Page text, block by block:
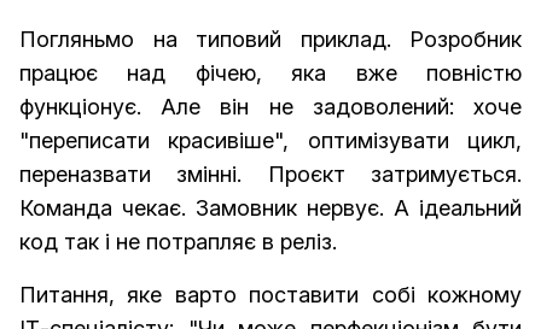
Погляньмо на типовий приклад. Розробник
працює над фічею, яка вже повністю
функціонує. Але він не задоволений: хоче
"переписати красивіше", оптимізувати цикл,
переназвати змінні. Проєкт затримується.
Команда чекає. Замовник нервує. А ідеальний
код так і не потрапляє в реліз.
Питання, яке варто поставити собі кожному